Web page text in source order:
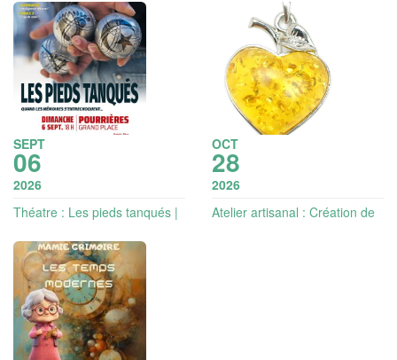
SEPT
06
2026
Théatre : Les pieds tanqués |
OCT
28
2026
Atelier artisanal : Création de